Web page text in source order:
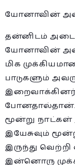
யோனாவின்
தன்னிடம்
யோனாவின்
மிக
பாடுகளும்
மூன்று நாட்கள்
இயேசுவும்
இருந்து
இன்னொரு